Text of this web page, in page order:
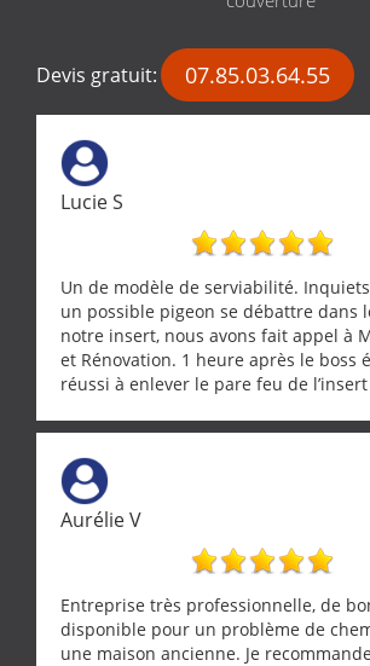
Devis gratuit: 07.85.03.64.55
Lucie S
Un de modèle de serviabilité.
un possible pigeon se débattre dans
notre insert, nous avons fait appel à
et Rénovation. 1 heure après le boss
réussi à enlever le pare feu de
tourterelle et s’est ensuite
l’oiseau jusqu’à ce qu’il reprenne ses
puisse s’envoler. Après quoi il a
ramonage de notre insert avec
grande propreté, nous gratifiant
nombreux conseils concernant
entrepreneur comme on souhaite en
Encore un grand merci à lui.
Aurélie V
Entreprise très professionnelle, de
disponible pour un problème de
une maison ancienne. Je